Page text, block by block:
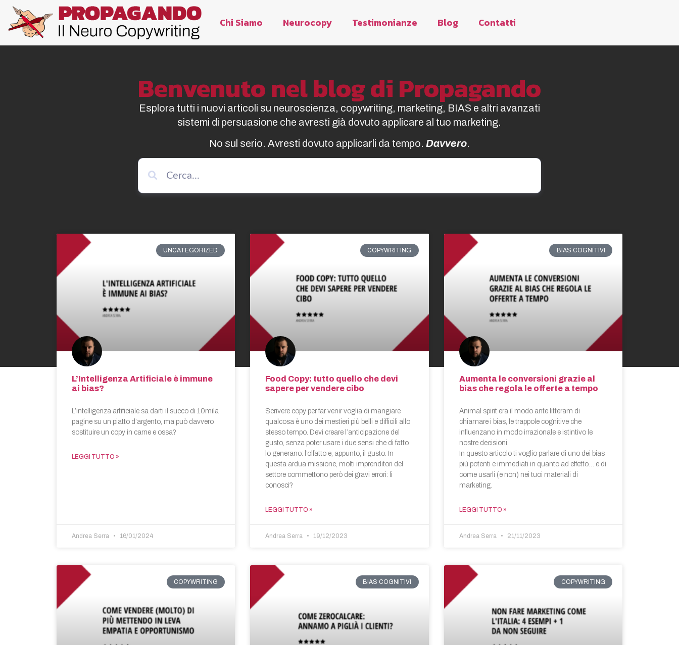
Chi Siamo Neurocopy Testimonianze Blog Contatti
Benvenuto nel blog di Propagando
Esplora tutti i nuovi articoli su neuroscienza, copywriting, marketing, BIAS e altri avanzati
sistemi di persuasione che avresti già dovuto applicare al tuo marketing.
No sul serio. Avresti dovuto applicarli da tempo. Davvero.
UNCATEGORIZED
L’Intelligenza Artificiale è immune
ai bias?
L’intelligenza artificiale sa darti il succo di 10mila
pagine su un piatto d’argento, ma può davvero
sostituire un copy in carne e ossa?
LEGGI TUTTO »
Andrea Serra 16/01/2024
COPYWRITING
Food Copy: tutto quello che devi
sapere per vendere cibo
Scrivere copy per far venir voglia di mangiare
qualcosa è uno dei mestieri più belli e difficili allo
stesso tempo. Devi creare l’anticipazione del
gusto, senza poter usare i due sensi che di fatto
lo generano: l’olfatto e, appunto, il gusto. In
questa ardua missione, molti imprenditori del
settore commettono però dei gravi errori: li
conosci?
LEGGI TUTTO »
Andrea Serra 19/12/2023
BIAS COGNITIVI
Aumenta le conversioni grazie al
bias che regola le offerte a tempo
Animal spirit era il modo ante litteram di
chiamare i bias, le trappole cognitive che
influenzano in modo irrazionale e istintivo le
nostre decisioni.
In questo articolo ti voglio parlare di uno dei bias
più potenti e immediati in quanto ad effetto… e di
come usarli (e non) nei tuoi materiali di
marketing.
LEGGI TUTTO »
Andrea Serra 21/11/2023
COPYWRITING BIAS COGNITIVI COPYWRITING